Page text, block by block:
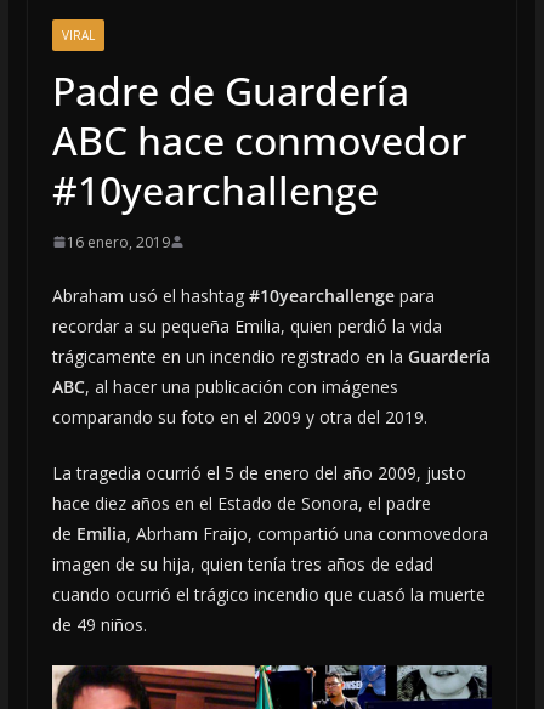
VIRAL
Padre de Guardería
ABC hace conmovedor
#10yearchallenge
16 enero, 2019
Abraham usó el hashtag #10yearchallengepara
recordar a su pequeña Emilia, quien perdió la vida
trágicamente en un incendio registrado en la Guardería
ABC, al hacer una publicación con imágenes
comparando su foto en el 2009 y otra del 2019.
La tragedia ocurrió el 5 de enero del año 2009, justo
hace diez años en el Estado de Sonora, el padre
de Emilia, Abrham Fraijo, compartió una conmovedora
imagen de su hija, quien tenía tres años de edad
cuando ocurrió el trágico incendio que cuasó la muerte
de 49 niños.